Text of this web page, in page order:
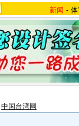
新闻 -
中国台湾网